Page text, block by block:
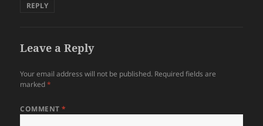
REPLY
Leave a Reply
Your email address will not be published. Required fields are
marked*
COMMENT*